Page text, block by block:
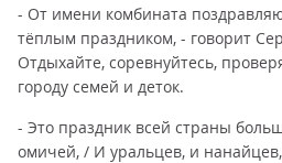
- От имени комбината
тёплым праздником, - говорит
Отдыхайте, соревнуйтесь,
городу семей и деток.
- Это праздник всей страны
омичей, / И уральцев, и